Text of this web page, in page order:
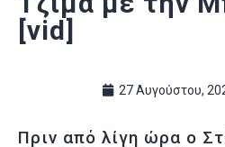
[vid]
27 Αυγούστου,
Πριν από λίγη ώρα ο